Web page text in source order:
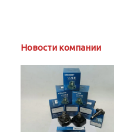
Новости компании